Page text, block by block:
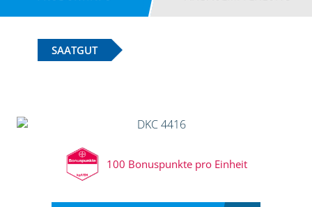
SAATGUT
100 Bonuspunkte pro Einheit